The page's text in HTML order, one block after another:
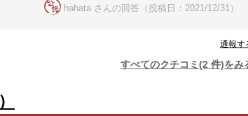
hahata さんの回答（投稿日：2021/12/31）
通報す
すべてのクチコミ(2 件)をみ